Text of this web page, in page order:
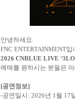
안녕하세요.
FNC ENTERTAINMENT입
2026 CNBLUE LIVE
예매를 원하시는 분들은
[공연정보]
-공연일시 : 2026년 1월 17